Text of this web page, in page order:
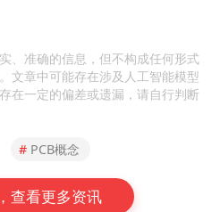
、准确的信息，但不构成任何形式
文章中可能存在涉及人工智能模型
在一定的偏差或遗漏，请自行判断
# PCB概念
查看更多资讯